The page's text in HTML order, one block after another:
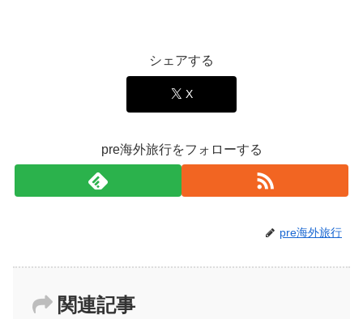
シェアする
X
pre海外旅行をフォローする
pre海外旅行
関連記事